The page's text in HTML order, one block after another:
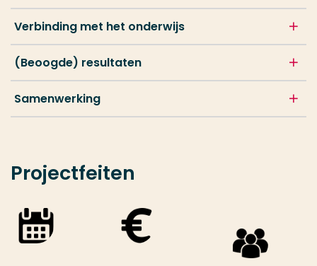
Verbinding met het onderwijs
(Beoogde) resultaten
Samenwerking
Projectfeiten